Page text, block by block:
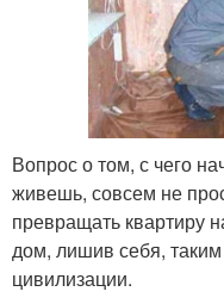
Вопрос о том, с чего
живешь, совсем не
превращать квартиру
дом, лишив себя,
цивилизации.